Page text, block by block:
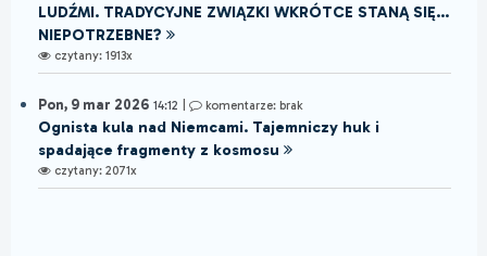
LUDŹMI. TRADYCYJNE ZWIĄZKI WKRÓTCE STANĄ SIĘ...
NIEPOTRZEBNE?
czytany: 1913x
Pon, 9 mar 2026 14:12 komentarze: brak
Ognista kula nad Niemcami. Tajemniczy huk i
spadające fragmenty z kosmosu
czytany: 2071x